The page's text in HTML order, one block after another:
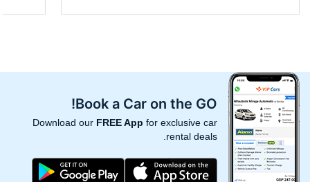
Book a Car on the GO!
Download our FREE App for exclusive car
rental deals.